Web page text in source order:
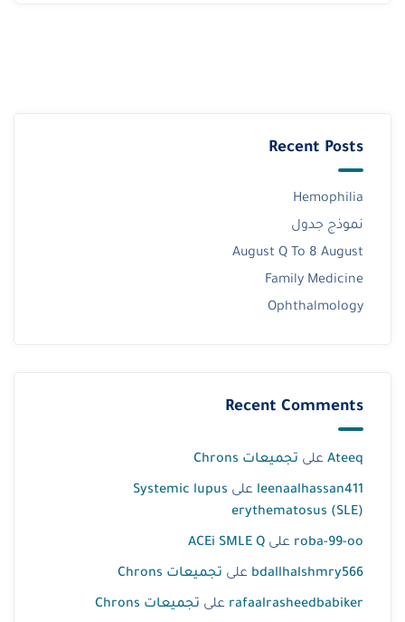
Recent Posts
Hemophilia
نموذج جدول
August Q To 8 August
Family Medicine
Ophthalmology
Recent Comments
Ateeq على تجميعات Chrons
leenaalhassan411 على Systemic lupus
erythematosus (SLE)
roba-99-oo على ACEi SMLE Q
bdallhalshmry566 على تجميعات Chrons
rafaalrasheedbabiker على تجميعات Chrons